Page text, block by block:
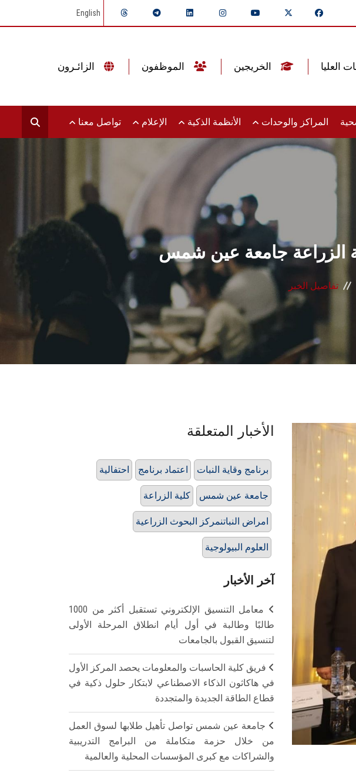
English
المراكز والوحدات الأنظمة الذكية الإعلام تواصل معنا
الزراعة جامعة عين شمس
تفاصيل الخبر
الأخبار المتعلقة
احتفالية اعتماد برنامج برنامج وقاية النبات
كلية الزراعة جامعة عين شمس
امراض النباتنمركز البحوث الزراعية
العلوم البيولوجية
آخر الأخبار
معامل التنسيق الإلكتروني تستقبل أكثر من 1000
طالبًا وطالبة في أول أيام انطلاق المرحلة الأولى
لتنسيق القبول بالجامعات
فريق كلية الحاسبات والمعلومات يحصد المركز الأول
في هاكاثون الذكاء الاصطناعي لابتكار حلول ذكية في
قطاع الطاقة الجديدة والمتجددة
جامعة عين شمس تواصل تأهيل طلابها لسوق العمل
من خلال حزمة متكاملة من البرامج التدريبية
والشراكات مع كبرى المؤسسات المحلية والعالمية